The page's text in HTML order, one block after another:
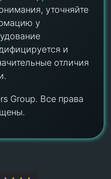
уточняйте
у
и
отличия
Group. Все права